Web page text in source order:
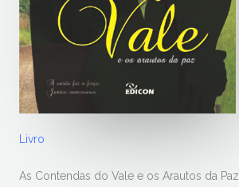
Livro
As Contendas do Vale e os Arautos da Paz